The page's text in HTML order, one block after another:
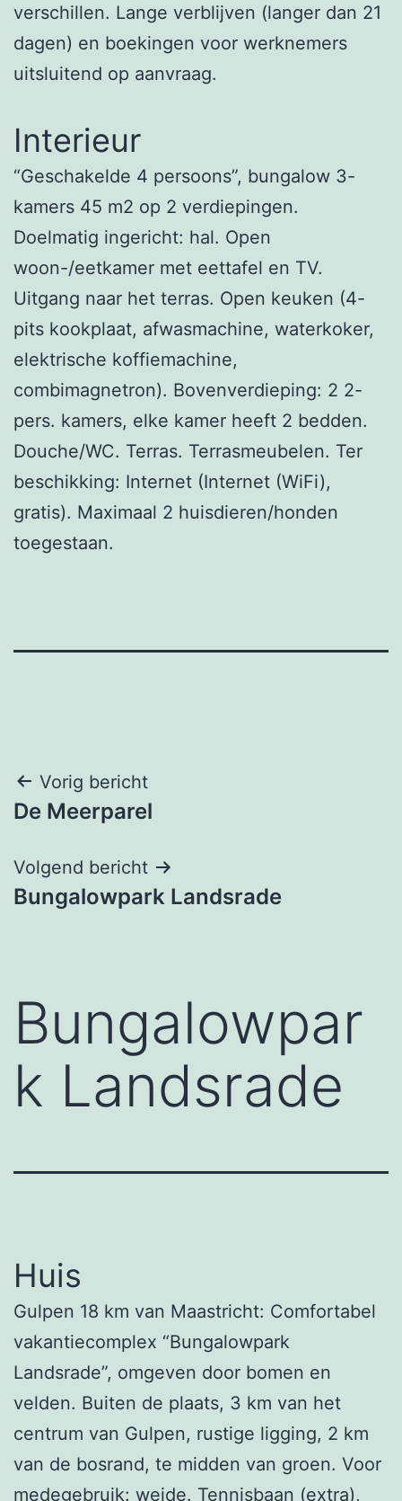
verschillen. Lange verblijven (langer dan 21
dagen) en boekingen voor werknemers
uitsluitend op aanvraag.
Interieur
“Geschakelde 4 persoons”, bungalow 3-
kamers 45 m2 op 2 verdiepingen.
Doelmatig ingericht: hal. Open
woon-/eetkamer met eettafel en TV.
Uitgang naar het terras. Open keuken (4-
pits kookplaat, afwasmachine, waterkoker,
elektrische koffiemachine,
combimagnetron). Bovenverdieping: 2 2-
pers. kamers, elke kamer heeft 2 bedden.
Douche/WC. Terras. Terrasmeubelen. Ter
beschikking: Internet (Internet (WiFi),
gratis). Maximaal 2 huisdieren/honden
toegestaan.
Bericht
navigatie
Vorig bericht
De Meerparel
Volgend bericht
Bungalowpark Landsrade
Bungalowpar
k Landsrade
Huis
Gulpen 18 km van Maastricht: Comfortabel
vakantiecomplex “Bungalowpark
Landsrade”, omgeven door bomen en
velden. Buiten de plaats, 3 km van het
centrum van Gulpen, rustige ligging, 2 km
van de bosrand, te midden van groen. Voor
medegebruik: weide. Tennisbaan (extra),